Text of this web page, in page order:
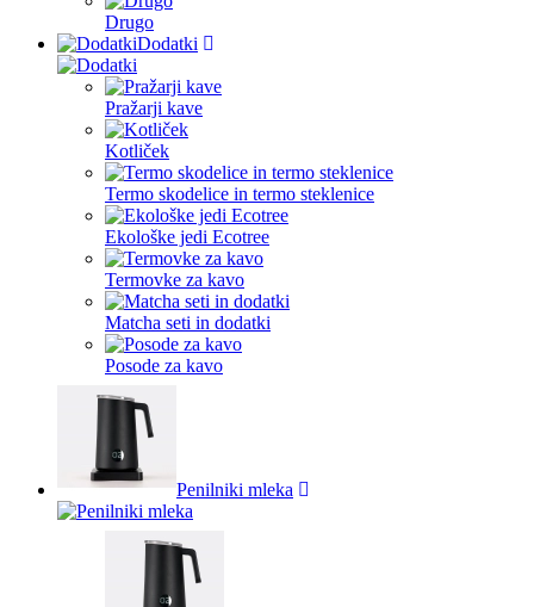
Drugo
Dodatki
Pražarji kave
Kotliček
Termo skodelice in termo steklenice
Ekološke jedi Ecotree
Termovke za kavo
Matcha seti in dodatki
Posode za kavo
Penilniki mleka